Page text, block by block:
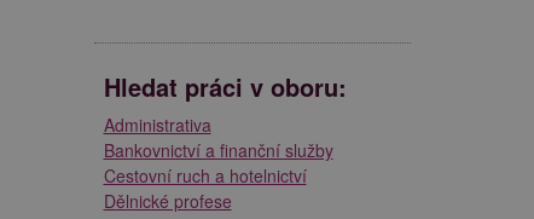
Hledat práci v oboru:
Administrativa
Bankovnictví a finanční služby
Cestovní ruch a hotelnictví
Dělnické profese